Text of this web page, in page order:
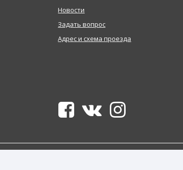
Новости
Задать вопрос
Адрес и схема проезда